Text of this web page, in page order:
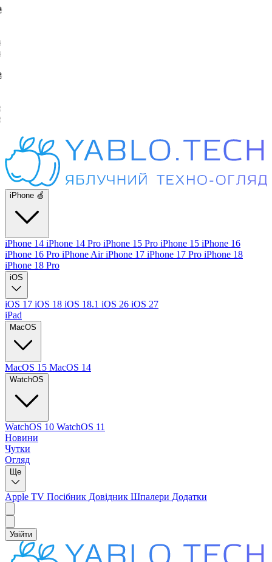
iPhone 🍏
iPhone 14 iPhone 14 Pro iPhone 15 Pro iPhone 15 iPhone 16
iPhone 16 Pro iPhone AiriPhone 17 iPhone 17 Pro iPhone 18
iPhone 18 Pro
iOS
iOS 17 iOS 18 iOS 18.1 iOS 26 iOS 27
iPad
MacOS
MacOS 15 MacOS 14
WatchOS
WatchOS 10 WatchOS 11
Новини
Чутки
Огляд
Ще
Apple TV Посібник Довідник Шпалери Додатки
Увійти